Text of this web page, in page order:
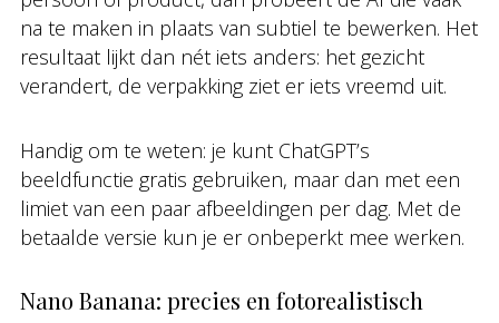
na te maken in plaats van subtiel te bewerken. Het
resultaat lijkt dan nét iets anders: het gezicht
verandert, de verpakking ziet er iets vreemd uit.
Handig om te weten: je kunt ChatGPT’s
beeldfunctie gratis gebruiken, maar dan met een
limiet van een paar afbeeldingen per dag. Met de
betaalde versie kun je er onbeperkt mee werken.
Nano Banana: precies en fotorealistisch